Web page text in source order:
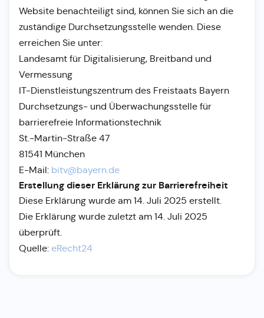
Website benachteiligt sind, können Sie sich an die
zuständige Durchsetzungsstelle wenden. Diese
erreichen Sie unter:
Landesamt für Digitalisierung, Breitband und
Vermessung
IT-Dienstleistungszentrum des Freistaats Bayern
Durchsetzungs- und Überwachungsstelle für
barrierefreie Informationstechnik
St.-Martin-Straße 47
81541 München
E-Mail: bitv@bayern.de
Erstellung dieser Erklärung zur Barrierefreiheit
Diese Erklärung wurde am 14. Juli 2025 erstellt.
Die Erklärung wurde zuletzt am 14. Juli 2025
überprüft.
Quelle: eRecht24